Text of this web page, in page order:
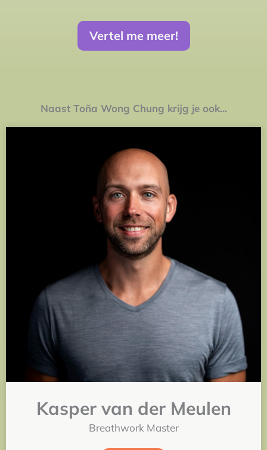
Vertel me meer!
Naast Toña Wong Chung krijg je ook...
Kasper van der Meulen
Breathwork Master